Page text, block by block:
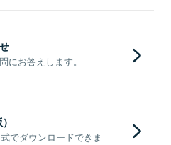
にお答えします。
でダウンロードできま